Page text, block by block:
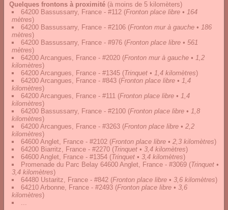
Quelques frontons à proximité (à moins de 5 kilomèters)
64200 Bassussarry, France - #112 (Fronton place libre • 164
mètres)
64200 Bassussarry, France - #2106 (Fronton mur à gauche • 186
mètres)
64200 Bassussarry, France - #976 (Fronton place libre • 561
mètres)
64200 Arcangues, France - #2020 (Fronton mur à gauche • 1,2
kilomètres)
64200 Arcangues, France - #1345 (Trinquet • 1,4 kilomètres)
64200 Arcangues, France - #843 (Fronton place libre • 1,4
kilomètres)
64200 Arcangues, France - #111 (Fronton place libre • 1,4
kilomètres)
64200 Bassussarry, France - #2100 (Fronton place libre • 1,8
kilomètres)
64200 Arcangues, France - #3263 (Fronton place libre • 2,2
kilomètres)
64600 Anglet, France - #2102 (Fronton place libre • 2,3 kilomètres)
64200 Biarritz, France - #2270 (Trinquet • 3,4 kilomètres)
64600 Anglet, France - #1354 (Trinquet • 3,4 kilomètres)
Promenade du Parc Belay 64600 Anglet, France - #3069 (Trinquet •
3,4 kilomètres)
64480 Ustaritz, France - #842 (Fronton place libre • 3,6 kilomètres)
64210 Arbonne, France - #2493 (Fronton place libre • 3,6
kilomètres)
...